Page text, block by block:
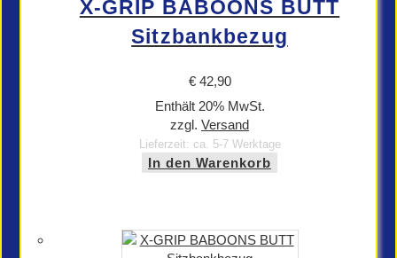
X-GRIP BABOONS BUTT
Sitzbankbezug
€42,90
Enthält 20% MwSt.
zzgl. Versand
Lieferzeit: ca. 5-7 Werktage
In den Warenkorb